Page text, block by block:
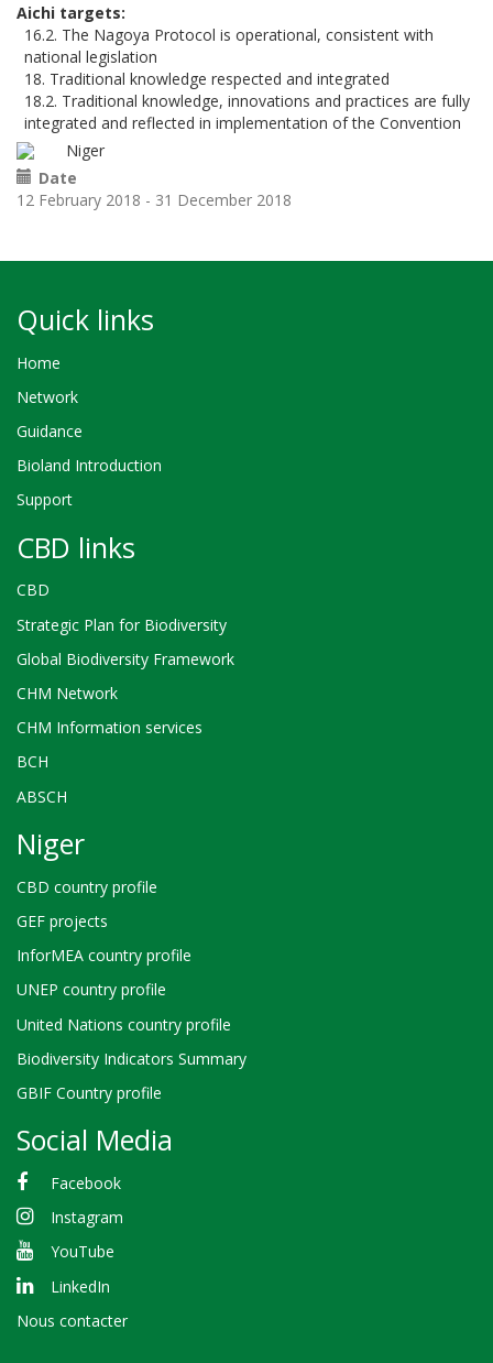
Aichi targets
16.2. The Nagoya Protocol is operational, consistent with
national legislation
18. Traditional knowledge respected and integrated
18.2. Traditional knowledge, innovations and practices are fully
integrated and reflected in implementation of the Convention
Niger
Date
12 February 2018 - 31 December 2018
Quick links
Home
Network
Guidance
Bioland Introduction
Support
CBD links
CBD
Strategic Plan for Biodiversity
Global Biodiversity Framework
CHM Network
CHM Information services
BCH
ABSCH
Niger
CBD country profile
GEF projects
InforMEA country profile
UNEP country profile
United Nations country profile
Biodiversity Indicators Summary
GBIF Country profile
Social Media
Facebook
Instagram
YouTube
LinkedIn
Nous contacter